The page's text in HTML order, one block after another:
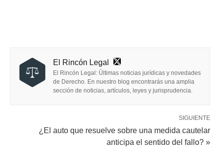
El Rincón Legal
El Rincón Legal: Últimas noticias jurídicas y novedades
de Derecho. En nuestro blog encontrarás una amplia
sección de noticias, artículos, leyes y jurisprudencia.
SIGUIENTE
¿El auto que resuelve sobre una medida cautelar
anticipa el sentido del fallo? »